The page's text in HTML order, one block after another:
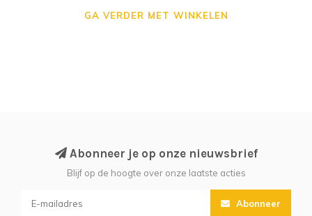
GA VERDER MET WINKELEN
Abonneer je op onze nieuwsbrief
Blijf op de hoogte over onze laatste acties
Abonneer